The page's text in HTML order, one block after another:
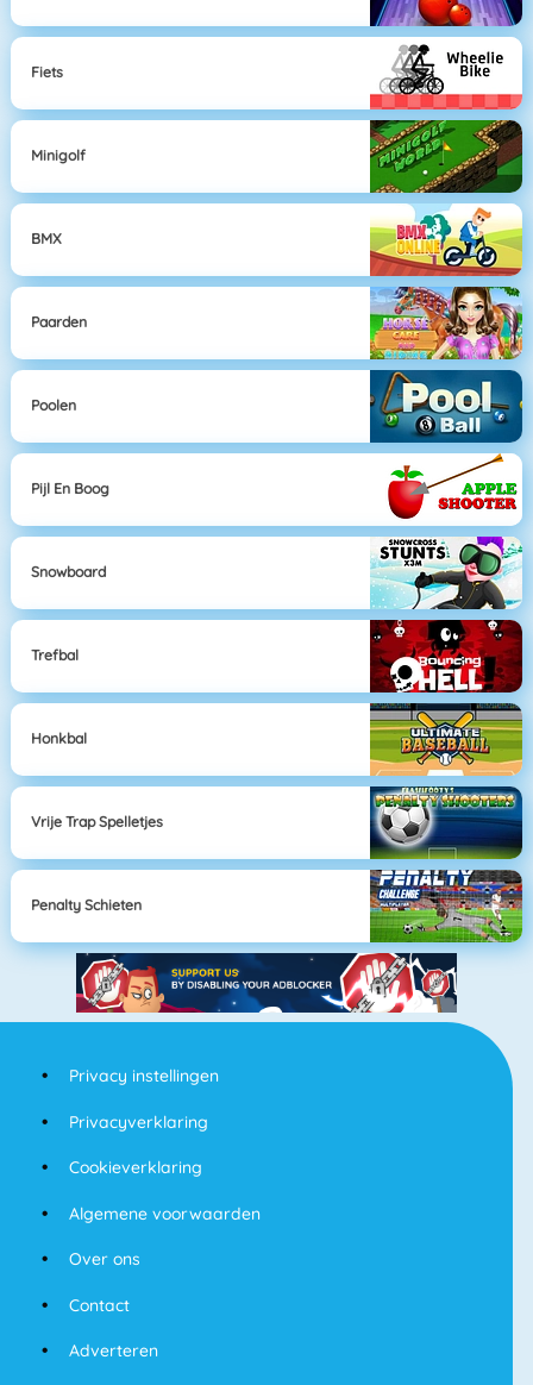
Fiets
Minigolf
BMX
Paarden
Poolen
Pijl En Boog
Snowboard
Trefbal
Honkbal
Vrije Trap Spelletjes
Penalty Schieten
Privacy instellingen
Privacyverklaring
Cookieverklaring
Algemene voorwaarden
Over ons
Contact
Adverteren